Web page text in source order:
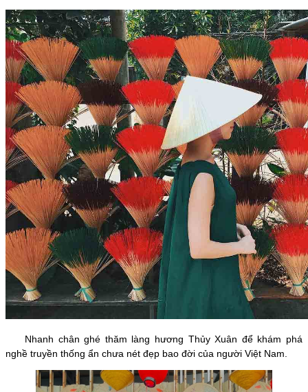
Nhanh chân ghé thăm làng hương Thủy Xuân để khám phá
nghề truyền thống ẩn chưa nét đẹp bao đời của người Việt Nam.